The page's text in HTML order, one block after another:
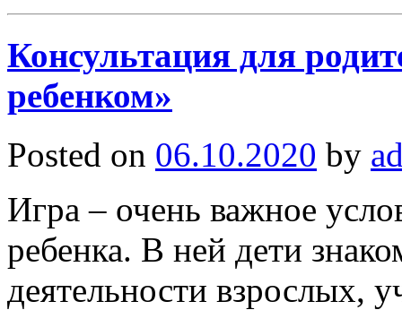
Консультация для
ребенком»
Posted on 06.10.2020 by
Игра – очень важное
ребенка. В ней дети
деятельности взрослых,